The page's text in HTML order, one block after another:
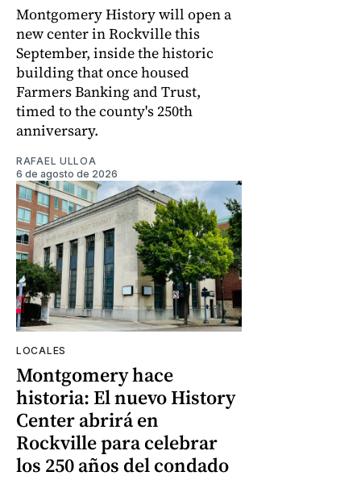
Montgomery History will open a
new center in Rockville this
September, inside the historic
building that once housed
Farmers Banking and Trust,
timed to the county's 250th
anniversary.
RAFAEL ULLOA
6 de agosto de 2026
LOCALES
Montgomery hace
historia: El nuevo History
Center abrirá en
Rockville para celebrar
los 250 años del condado